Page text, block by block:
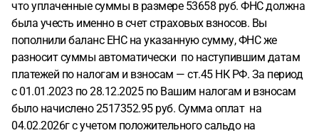
что уплаченные суммы в размере 53658 руб. ФНС должна
была учесть именно в счет страховых взносов. Вы
пополнили баланс ЕНС на указанную сумму, ФНС же
разносит суммы автоматически по наступившим датам
платежей по налогам и взносам — ст.45 НК РФ. За период
с 01.01.2023 по 28.12.2025 по Вашим налогам и взносам
было начислено 2517352.95 руб. Сумма оплат на
04.02.2026г с учетом положительного сальдо на